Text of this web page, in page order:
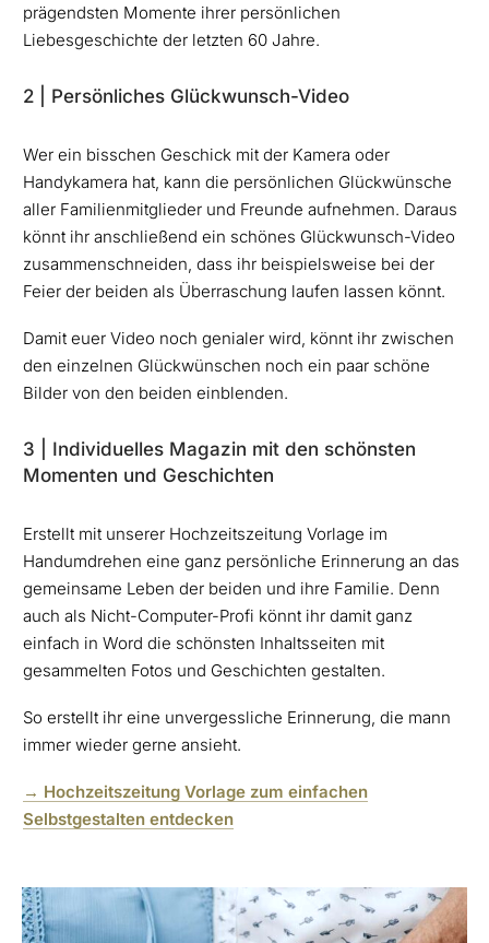
prägendsten Momente ihrer persönlichen
Liebesgeschichte der letzten 60 Jahre.
2 | Persönliches Glückwunsch-Video
Wer ein bisschen Geschick mit der Kamera oder
Handykamera hat, kann die persönlichen Glückwünsche
aller Familienmitglieder und Freunde aufnehmen. Daraus
könnt ihr anschließend ein schönes Glückwunsch-Video
zusammenschneiden, dass ihr beispielsweise bei der
Feier der beiden als Überraschung laufen lassen könnt.
Damit euer Video noch genialer wird, könnt ihr zwischen
den einzelnen Glückwünschen noch ein paar schöne
Bilder von den beiden einblenden.
3 | Individuelles Magazin mit den schönsten
Momenten und Geschichten
Erstellt mit unserer Hochzeitszeitung Vorlage im
Handumdrehen eine ganz persönliche Erinnerung an das
gemeinsame Leben der beiden und ihre Familie. Denn
auch als Nicht-Computer-Profi könnt ihr damit ganz
einfach in Word die schönsten Inhaltsseiten mit
gesammelten Fotos und Geschichten gestalten.
So erstellt ihr eine unvergessliche Erinnerung, die mann
immer wieder gerne ansieht.
→ Hochzeitszeitung Vorlage zum einfachen
Selbstgestalten entdecken